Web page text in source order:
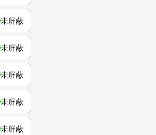
未屏蔽
未屏蔽
未屏蔽
未屏蔽
未屏蔽